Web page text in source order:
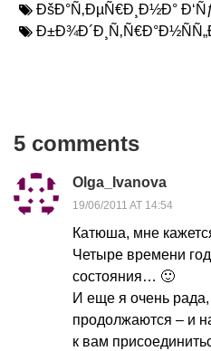
ÐšÐ°Ñ‚ÐµÑ€Ð¸Ð½Ð°
5 comments
Olga_Ivanova
19/06/2011 AT 14:54
Катюша, мне
Четыре времени
состояния… 🙂
И еще я очень рада,
продолжаются – и
к вам